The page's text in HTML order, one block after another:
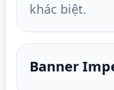
khác biệt.
Banner